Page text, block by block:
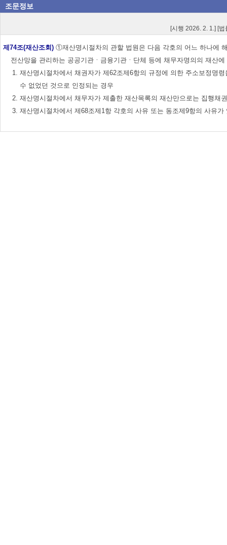
조문정보
[시행 2026. 2. 1.] [
제74조(재산조회) ①재산명시절차의 관할 법원은 다음 각호의 어느 하나에
전산망을 관리하는 공공기관ㆍ금융기관ㆍ단체 등에 채무자명의의 재산
1. 재산명시절차에서 채권자가 제62조제6항의 규정에 의한 주소보정명
수 없었던 것으로 인정되는 경우
2. 재산명시절차에서 채무자가 제출한 재산목록의 재산만으로는 집행채
3. 재산명시절차에서 제68조제1항 각호의 사유 또는 동조제9항의 사유가